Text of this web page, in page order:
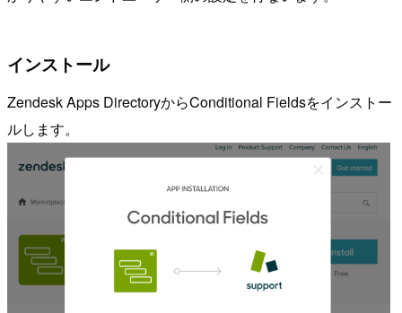
インストール
Zendesk Apps DirectoryからConditional Fieldsをインストー
ルします。